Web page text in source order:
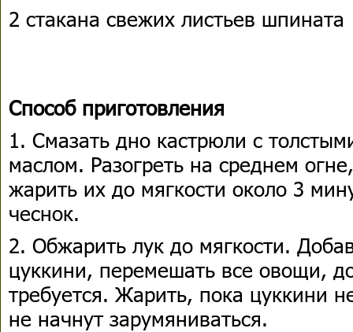
2 стакана свежих листьев шпината
Способ приготовления
1. Смазать дно кастрюли с
маслом. Разогреть на среднем
жарить их до мягкости около 3
чеснок.
2. Обжарить лук до мягкости.
цуккини, перемешать все овощи,
требуется. Жарить, пока цуккини
не начнут зарумяниваться.